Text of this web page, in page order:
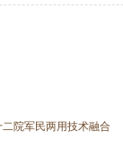
院军民两用技术融合